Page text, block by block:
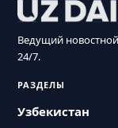
Ведущий
24/7.
РАЗДЕЛЫ
Узбекистан